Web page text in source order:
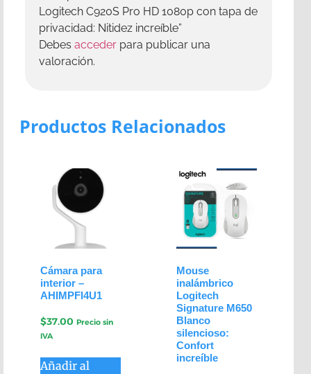
Logitech C920S Pro HD 1080p con tapa de
privacidad: Nitidez increíble”
Debes acceder para publicar una
valoración.
Productos Relacionados
Cámara para
interior –
AHIMPFI4U1
$37.00 Precio sin
IVA
Añadir al
Mouse
inalámbrico
Logitech
Signature M650
Blanco
silencioso:
Confort
increíble